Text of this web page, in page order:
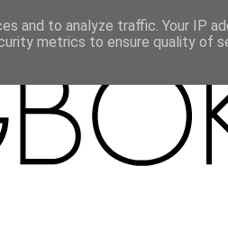
and to analyze traffic. Your IP
metrics to ensure quality of